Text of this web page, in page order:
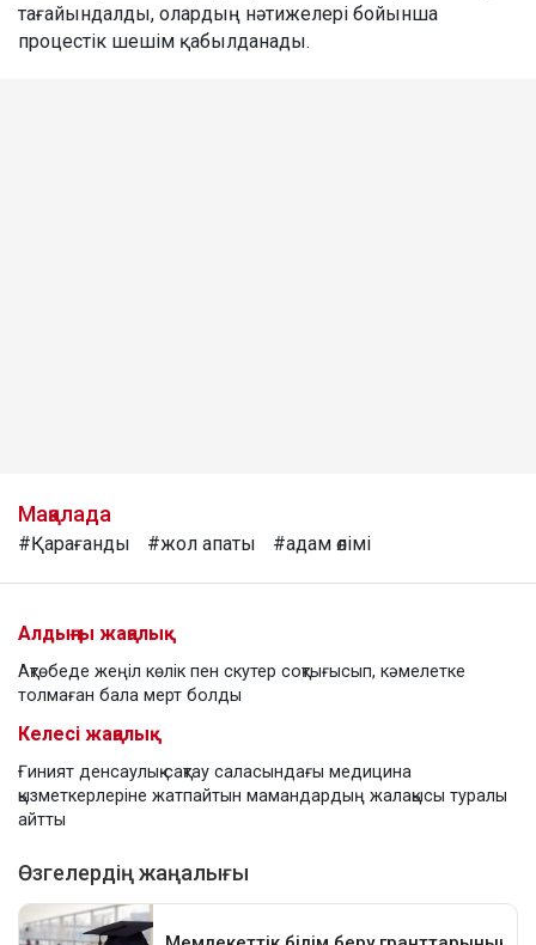
тағайындалды, олардың нәтижелері бойынша
процестік шешім қабылданады.
Мақалада
#Қарағанды #жол апаты #адам өлімі
Алдыңғы жаңалық
Ақтөбеде жеңіл көлік пен скутер соқтығысып, кәмелетке
толмаған бала мерт болды
Келесі жаңалық
Ғиният денсаулық сақтау саласындағы медицина
қызметкерлеріне жатпайтын мамандардың жалақысы туралы
айтты